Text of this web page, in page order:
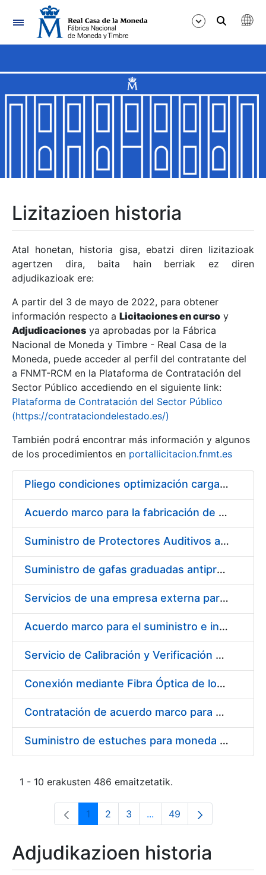
Nabigazioa
Erakutsi/Ezkutatu
Erakutsi/Ezkutatu
Erakutsi/Ezkutatu
Erakutsi/Ezkutatu
Erakutsi/Ezkutatu
Erakutsi/Ezkutatu
Erakutsi/Ezkutatu
Erakutsi/Ezkutatu
Lizitazioen historia
Atal honetan, historia gisa, ebatzi diren lizitazioak
agertzen dira, baita hain berriak ez diren
adjudikazioak ere:
A partir del 3 de mayo de 2022, para obtener
información respecto a Licitaciones en curso y
Adjudicaciones ya aprobadas por la Fábrica
Nacional de Moneda y Timbre - Real Casa de la
Moneda, puede acceder al perfil del contratante del
a FNMT-RCM en la Plataforma de Contratación del
Sector Público accediendo en el siguiente link:
Plataforma de Contratación del Sector Público
(https://contrataciondelestado.es/)
También podrá encontrar más información y algunos
de los procedimientos en portallicitacion.fnmt.es
Pliego condiciones optimización cargas compras firmado
Acuerdo marco para la fabricación de piezas
Suministro de Protectores Auditivos a medida para las personas trabajadoras de los Centros de Trabajo de Madrid y Burgos
Suministro de gafas graduadas antiproyecciones para los trabajadores de la FNMT-RCM en los centros de trabajo de Madrid y Burgos
Servicios de una empresa externa para el asesoramiento y resolución de los recursos de alzada que se presentan relacionados con procesos de selección para la FNMT-RCM
Acuerdo marco para el suministro e instalación de persianas, estores y otros complementos
Servicio de Calibración y Verificación Externa de los Equipos de Medición del Servicio de Prevención de la FNMT-RCM
Conexión mediante Fibra Óptica de los Centros de Proceso de Datos (CPDs) de las sedes de la FNMT-RCM de Burgos y Madrid
Contratación de acuerdo marco para el Suministro de Material de Electricidad para la Fábrica Nacional de Moneda y Timbre-Real Casa de la Moneda en su centro de trabajo de Burgos
Suministro de estuches para moneda de 30 €
1 - 10 erakusten 486 emaitzetatik.
Orrialdea
1 Orrialdea
2 Orrialdea
3 ...Intermediate Pages Use
Orrialdea
49
Adjudikazioen historia